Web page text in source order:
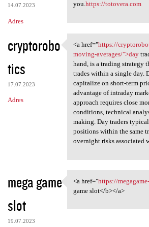
14.07.2023
Adres
you.https://totovera.com
cryptorobo
tics
17.07.2023
Adres
<a href="https:/
<a href="https://
moving-averages/">day
hand, is a trading strategy
trades within a single day.
capitalize on short-term
advantage of intraday
approach requires close
conditions, technical
making. Day traders
positions within the same
overnight risks associated
mega game
slot
19.07.2023
<a href="https://
<a href="https://
game slot</b></a>